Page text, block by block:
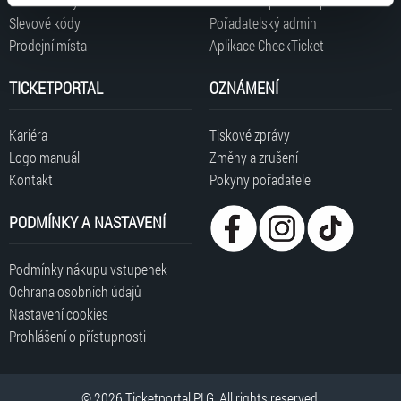
typy cookies používáme, naleznete níže. Možnosti
zpracování upravíte zaškrtnutím příslušné varianty. Svoji
volbu můžete kdykoliv změnit v zápatí stránky v záložce
Slevové kódy
Prodejní místa
Pořadatelský admin
Aplikace CheckTicket
TICKETPORTAL
Kariéra
Logo manuál
Kontakt
OZNÁMENÍ
Tiskové zprávy
Změny a zrušení
Pokyny pořadatele
PODMÍNKY A NASTAVENÍ
Podmínky nákupu vstupenek
Ochrana osobních údajů
Nastavení cookies
Prohlášení o přístupnosti